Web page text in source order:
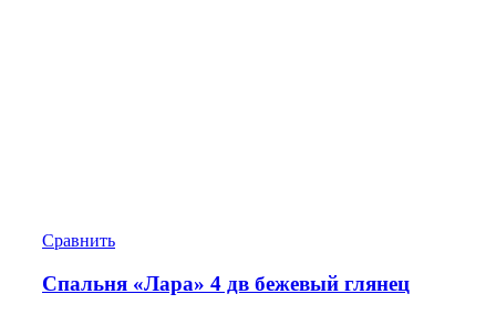
Сравнить
Спальня «Лара» 4 дв бежевый глянец